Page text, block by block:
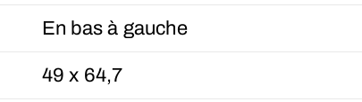
En bas à gauche
49 x 64,7